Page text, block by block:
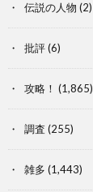
伝説の人物 (2)
批評(6)
攻略！ (1,865)
調査 (255)
雑多 (1,443)